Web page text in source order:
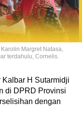
Margret Natasa,
terdahulu, Cornelis.
Kalbar H Sutarmidji
di DPRD Provinsi
dengan